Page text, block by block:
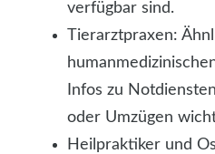
verfügbar sind.
Tierarztpraxen:
Infos zu
oder Umzügen
Heilpraktiker und